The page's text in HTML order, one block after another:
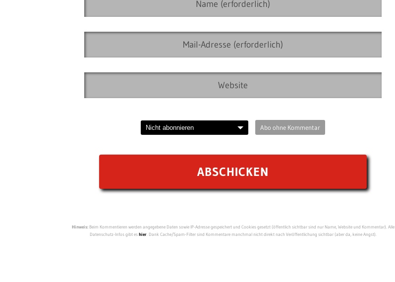
Abo ohne Kommentar
Hinweis:Beim Kommentieren werden angegebene Daten sowie IP-Adresse gespeichert und Cookies gesetzt (öffentlich sichtbar sind nur Name, Website und Kommentar). Alle
Datenschutz-Infos gibt eshier. Dank Cache/Spam-Filter sind Kommentare manchmal nicht direkt nach Veröffentlichung sichtbar (aber da, keine Angst).